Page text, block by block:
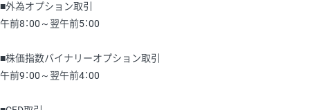
■外為オプション取引
午前8：00～翌午前5：00
■株価指数バイナリーオプション取引
午前9：00～翌午前4：00